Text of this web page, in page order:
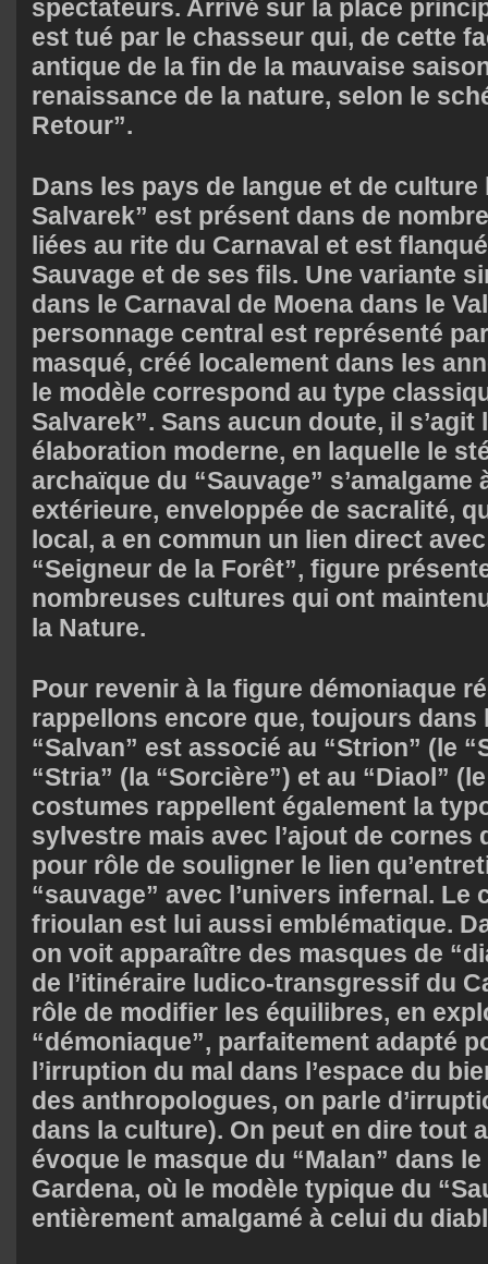
spectateurs. Arrivé sur la place
est tué par le chasseur qui, de cette
antique de la fin de la mauvaise
renaissance de la nature, selon le
Retour”.
Dans les pays de langue et de culture
Salvarek” est présent dans de
liées au rite du Carnaval et est
Sauvage et de ses fils. Une variante
dans le Carnaval de Moena dans le
personnage central est représenté
masqué, créé localement dans les
le modèle correspond au type
Salvarek”. Sans aucun doute, il s’agit
élaboration moderne, en laquelle le
archaïque du “Sauvage” s’amalgame
extérieure, enveloppée de sacralité,
local, a en commun un lien direct
“Seigneur de la Forêt”, figure
nombreuses cultures qui ont
la Nature.
Pour revenir à la figure démoniaque
rappellons encore que, toujours dans
“Salvan” est associé au “Strion” (le
“Stria” (la “Sorcière”) et au “Diaol”
costumes rappellent également la
sylvestre mais avec l’ajout de cornes
pour rôle de souligner le lien
“sauvage” avec l’univers infernal. Le
frioulan est lui aussi emblématique.
on voit apparaître des masques de
de l’itinéraire ludico-transgressif du
rôle de modifier les équilibres, en
“démoniaque”, parfaitement adapté
l’irruption du mal dans l’espace du
des anthropologues, on parle
dans la culture). On peut en dire tout
évoque le masque du “Malan” dans
Gardena, où le modèle typique du
entièrement amalgamé à celui du